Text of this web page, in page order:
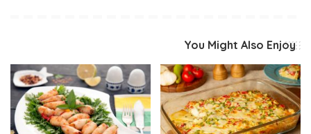
You Might Also Enjoy